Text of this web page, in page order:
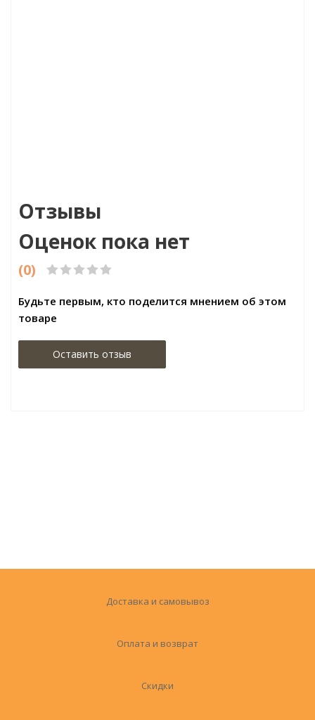
Отзывы
Оценок пока нет
(0)
Будьте первым, кто поделится мнением об этом
товаре
Оставить отзыв
Доставка и самовывоз
Оплата и возврат
Скидки